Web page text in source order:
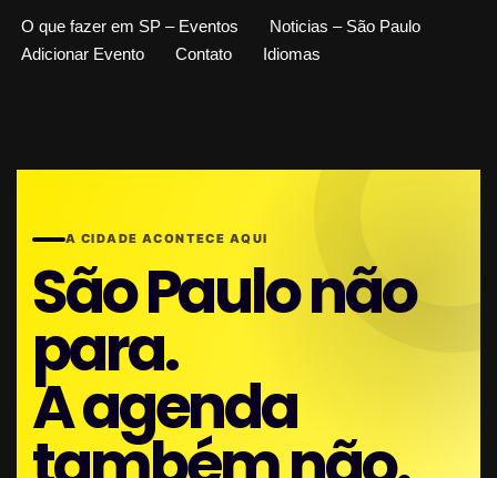
O que fazer em SP – Eventos
Noticias – São Paulo
Adicionar Evento
Contato Idiomas
A CIDADE ACONTECE AQUI
São Paulo não
para.
A agenda